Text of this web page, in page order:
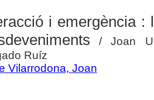
i emergència :
/ Joan
Ruíz
Vilarrodona, Joan